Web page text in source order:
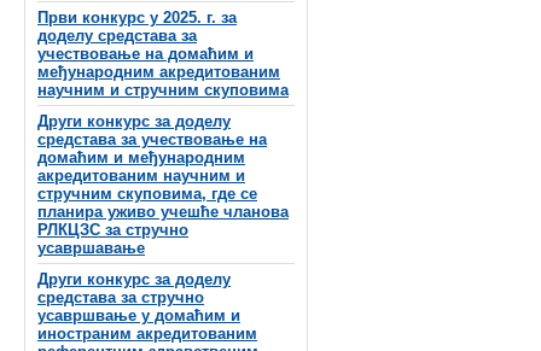
Први конкурс у 2025. г. за
доделу средстава за
учествовање на домаћим и
међународним акредитованим
научним и стручним скуповима
Други конкурс за доделу
средстава за учествовање на
домаћим и међународним
акредитованим научним и
стручним скуповима, где се
планира уживо учешће чланова
РЛКЦЗС за стручно
усавршавање
Други конкурс за доделу
средстава за стручно
усавршвање у домаћим и
иностраним акредитованим